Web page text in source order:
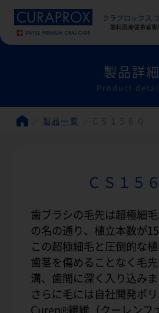
クラプロックス
歯科医療従事者専
製品詳細
Product
製品一覧 ＣＳ１５６０
ＣＳ１５
歯ブラシの毛先は超極細
の名の通り、植立本数が
この超極細毛と圧倒的な植
歯茎を傷めることなく毛
溝、歯間に深く入り込みま
さらに毛には自社開発ポ
Curen®繊維（クーレンフ